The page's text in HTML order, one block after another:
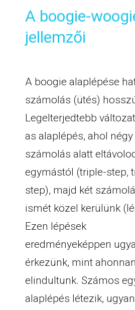
A boogie-
jellemzői
A boogie alaplépése
számolás (ütés)
Legelterjedtebb
as alaplépés, ahol négy
számolás alatt
egymástól (triple-step,
step), majd két
ismét közel kerülünk
Ezen lépések
eredményeképpen
érkezünk, mint ahonnan
elindultunk. Számos
alaplépés létezik,